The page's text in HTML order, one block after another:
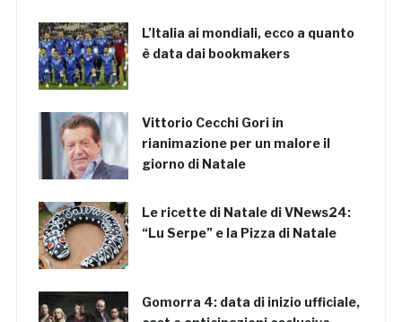
L’Italia ai mondiali, ecco a quanto
è data dai bookmakers
Vittorio Cecchi Gori in
rianimazione per un malore il
giorno di Natale
Le ricette di Natale di VNews24:
“Lu Serpe” e la Pizza di Natale
Gomorra 4: data di inizio ufficiale,